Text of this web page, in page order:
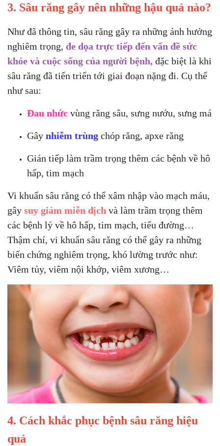
3. Sâu răng gây nên những hậu quả nào?
Như đã thông tin, sâu răng gây ra những ảnh hưởng
nghiêm trọng, đe dọa trực tiếp đến vấn đề sức
khỏe và cuộc sống của người bệnh, đặc biệt là khi
sâu răng đã tiến triển tới giai đoạn nặng đi. Cụ thể
như sau:
Đau nhức vùng răng sâu, sưng nướu, sưng má
Gây nhiễm trùng chóp răng, apxe răng
Gián tiếp làm trầm trọng thêm các bệnh về hô
hấp, tim mạch
Vi khuẩn sâu răng có thể xâm nhập vào mạch máu,
gây suy giảm miễn dịch và làm trầm trọng thêm
các bệnh lý về hô hấp, tim mạch, tiểu đường…
Thậm chí, vi khuẩn sâu răng có thể gây ra những
biến chứng nghiêm trọng, khó lường trước như:
Viêm tủy, viêm nội khớp, viêm xương…
4. Cách khắc phục bệnh sâu răng hiệu
quả